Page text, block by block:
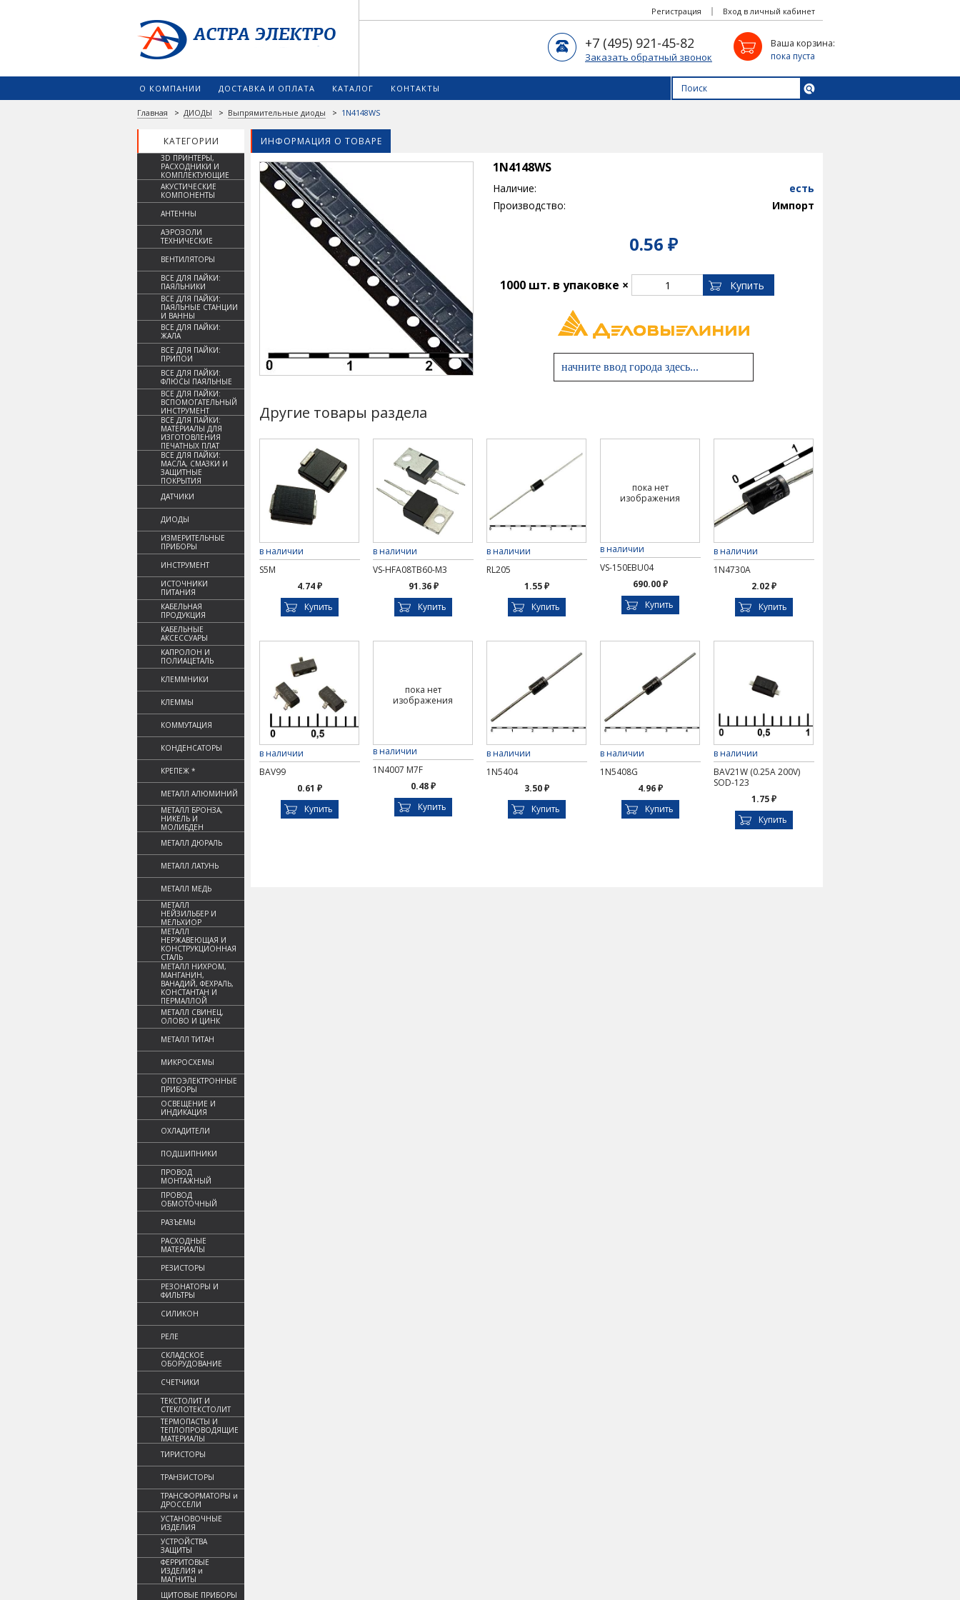
Вход в личный кабинет
Регистрация
Ваша корзина:
пока пуста
+7 (495) 921-45-82
Заказать обратный звонок
О КОМПАНИИ ДОСТАВКА И ОПЛАТА КАТАЛОГ КОНТАКТЫ
Главная > ДИОДЫ > Выпрямительные диоды > 1N4148WS
КАТЕГОРИИ ИНФОРМАЦИЯ О ТОВАРЕ
3D ПРИНТЕРЫ,
РАСХОДНИКИ И
КОМПЛЕКТУЮЩИЕ
АКУСТИЧЕСКИЕ
КОМПОНЕНТЫ
АНТЕННЫ
АЭРОЗОЛИ
ТЕХНИЧЕСКИЕ
ВЕНТИЛЯТОРЫ
ВСЕ ДЛЯ ПАЙКИ:
ПАЯЛЬНИКИ
ВСЕ ДЛЯ ПАЙКИ:
ПАЯЛЬНЫЕ СТАНЦИИ
И ВАННЫ
ВСЕ ДЛЯ ПАЙКИ:
ЖАЛА
ВСЕ ДЛЯ ПАЙКИ:
ПРИПОИ
ВСЕ ДЛЯ ПАЙКИ:
ФЛЮСЫ ПАЯЛЬНЫЕ
ВСЕ ДЛЯ ПАЙКИ:
ВСПОМОГАТЕЛЬНЫЙ
ИНСТРУМЕНТ
ВСЕ ДЛЯ ПАЙКИ:
МАТЕРИАЛЫ ДЛЯ
ИЗГОТОВЛЕНИЯ
ПЕЧАТНЫХ ПЛАТ
ВСЕ ДЛЯ ПАЙКИ:
МАСЛА, СМАЗКИ И
ЗАЩИТНЫЕ
ПОКРЫТИЯ
ДАТЧИКИ
ДИОДЫ
ИЗМЕРИТЕЛЬНЫЕ
ПРИБОРЫ
ИНСТРУМЕНТ
ИСТОЧНИКИ
ПИТАНИЯ
КАБЕЛЬНАЯ
ПРОДУКЦИЯ
КАБЕЛЬНЫЕ
АКСЕССУАРЫ
КАПРОЛОН И
ПОЛИАЦЕТАЛЬ
КЛЕММНИКИ
КЛЕММЫ
КОММУТАЦИЯ
КОНДЕНСАТОРЫ
КРЕПЕЖ *
МЕТАЛЛ АЛЮМИНИЙ
МЕТАЛЛ БРОНЗА,
НИКЕЛЬ И
МОЛИБДЕН
МЕТАЛЛ ДЮРАЛЬ
МЕТАЛЛ ЛАТУНЬ
МЕТАЛЛ МЕДЬ
МЕТАЛЛ
НЕЙЗИЛЬБЕР И
МЕЛЬХИОР
МЕТАЛЛ
НЕРЖАВЕЮЩАЯ И
КОНСТРУКЦИОННАЯ
СТАЛЬ
МЕТАЛЛ НИХРОМ,
МАНГАНИН,
ВАНАДИЙ, ФЕХРАЛЬ,
КОНСТАНТАН И
ПЕРМАЛЛОЙ
МЕТАЛЛ СВИНЕЦ,
ОЛОВО И ЦИНК
МЕТАЛЛ ТИТАН
МИКРОСХЕМЫ
ОПТОЭЛЕКТРОННЫЕ
ПРИБОРЫ
ОСВЕЩЕНИЕ И
ИНДИКАЦИЯ
ОХЛАДИТЕЛИ
ПОДШИПНИКИ
ПРОВОД
МОНТАЖНЫЙ
ПРОВОД
ОБМОТОЧНЫЙ
РАЗЪЕМЫ
РАСХОДНЫЕ
МАТЕРИАЛЫ
РЕЗИСТОРЫ
РЕЗОНАТОРЫ И
ФИЛЬТРЫ
СИЛИКОН
РЕЛЕ
СКЛАДСКОЕ
ОБОРУДОВАНИЕ
СЧЕТЧИКИ
ТЕКСТОЛИТ И
СТЕКЛОТЕКСТОЛИТ
ТЕРМОПАСТЫ И
ТЕПЛОПРОВОДЯЩИЕ
МАТЕРИАЛЫ
ТИРИСТОРЫ
ТРАНЗИСТОРЫ
ТРАНСФОРМАТОРЫ и
ДРОССЕЛИ
УСТАНОВОЧНЫЕ
ИЗДЕЛИЯ
УСТРОЙСТВА
ЗАЩИТЫ
ФЕРРИТОВЫЕ
ИЗДЕЛИЯ и
МАГНИТЫ
ЩИТОВЫЕ ПРИБОРЫ
1N4148WS
Наличие:
есть
Производство:
Импорт
0.56 ₽
1000 шт. в упаковке ×
Другие товары раздела
в наличии
S5M
4.74 ₽
Купить
в наличии
VS-HFA08TB60-M3
91.36 ₽
Купить
в наличии
RL205
1.55 ₽
Купить
пока нет
изображения
в наличии
VS-150EBU04
690.00 ₽
Купить
в наличии
1N4730A
2.02 ₽
Купить
в наличии
BAV99
0.61 ₽
Купить
пока нет
изображения
в наличии
1N4007 M7F
0.48 ₽
Купить
в наличии
1N5404
3.50 ₽
Купить
в наличии
1N5408G
4.96 ₽
Купить
в наличии
BAV21W (0.25A 200V)
SOD-123
1.75 ₽
Купить